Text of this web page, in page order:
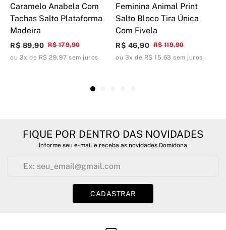
Caramelo Anabela Com
Tachas Salto Plataforma
Madeira
R$ 179,90
R$ 89,90
ou 3x de R$ 29,97 sem juros
Feminina Animal Print
Salto Bloco Tira Única
Com Fivela
R$ 119,90
R$ 46,90
ou 3x de R$ 15,63 sem juros
FIQUE POR DENTRO DAS NOVIDADES
Informe seu e-mail e receba as novidades Domidona
CADASTRAR